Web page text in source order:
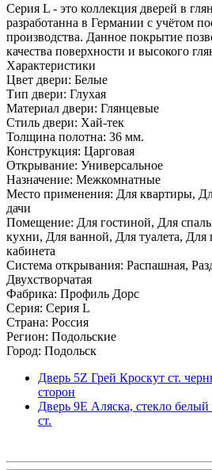
Серия L - это коллекция дверей в
разработанна в Германии с учётом
производства. Данное покрытие
качества поверхности и высокого
Характеристики
Цвет двери: Белые
Тип двери: Глухая
Материал двери: Глянцевые
Стиль двери: Хай-тек
Толщина полотна: 36 мм.
Конструкция: Царговая
Открывание: Универсальное
Назначение: Межкомнатные
Место применения: Для квартиры,
дачи
Помещение: Для гостиной, Для
кухни, Для ванной, Для туалета, Для
кабинета
Система открывания: Распашная,
Двухстворчатая
Фабрика: Профиль Дорс
Серия: Серия L
Страна: Россия
Регион: Подольские
Город: Подольск
Дверь 5Z Грей Кроскут ст.
сторон
Дверь 9Е Аляска, стекло белый
ст.